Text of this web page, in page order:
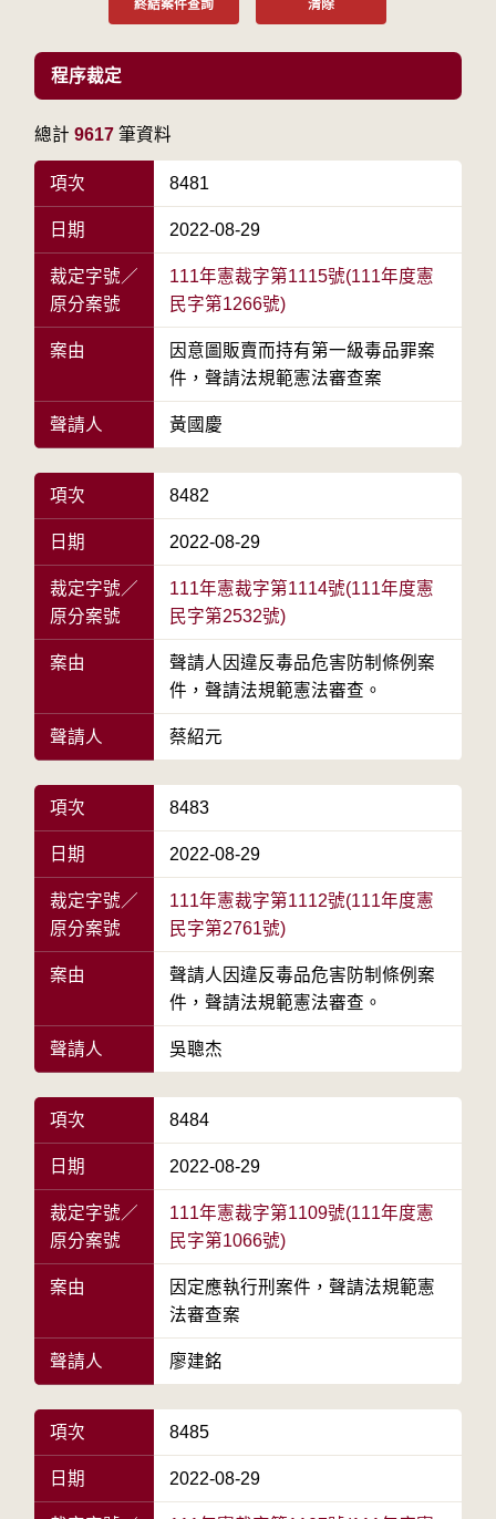
終結案件查詢 清除
程序裁定
總計 9617 筆資料
項次 8481
日期 2022-08-29
裁定字號／
原分案號
111年憲裁字第1115號(111年度憲
民字第1266號)
案由
因意圖販賣而持有第一級毒品罪案
件，聲請法規範憲法審查案
聲請人 黃國慶
項次 8482
日期 2022-08-29
裁定字號／
原分案號
111年憲裁字第1114號(111年度憲
民字第2532號)
案由
聲請人因違反毒品危害防制條例案
件，聲請法規範憲法審查。
聲請人 蔡紹元
項次 8483
日期 2022-08-29
裁定字號／
原分案號
111年憲裁字第1112號(111年度憲
民字第2761號)
案由
聲請人因違反毒品危害防制條例案
件，聲請法規範憲法審查。
聲請人 吳聰杰
項次 8484
日期 2022-08-29
裁定字號／
原分案號
111年憲裁字第1109號(111年度憲
民字第1066號)
案由
因定應執行刑案件，聲請法規範憲
法審查案
聲請人 廖建銘
項次 8485
日期 2022-08-29